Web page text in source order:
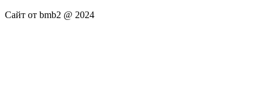
Сайт от bmb2 @ 2024